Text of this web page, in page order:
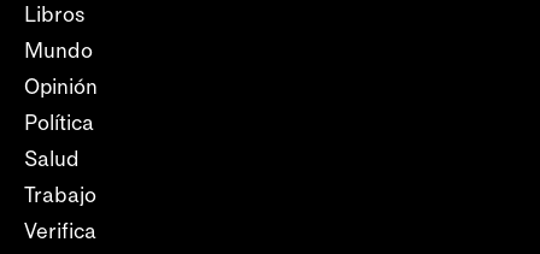
Libros
Mundo
Opinión
Política
Salud
Trabajo
Verifica